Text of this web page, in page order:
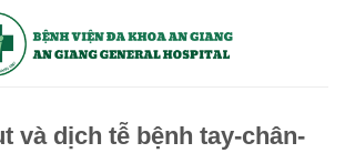
và dịch tễ bệnh tay-chân-